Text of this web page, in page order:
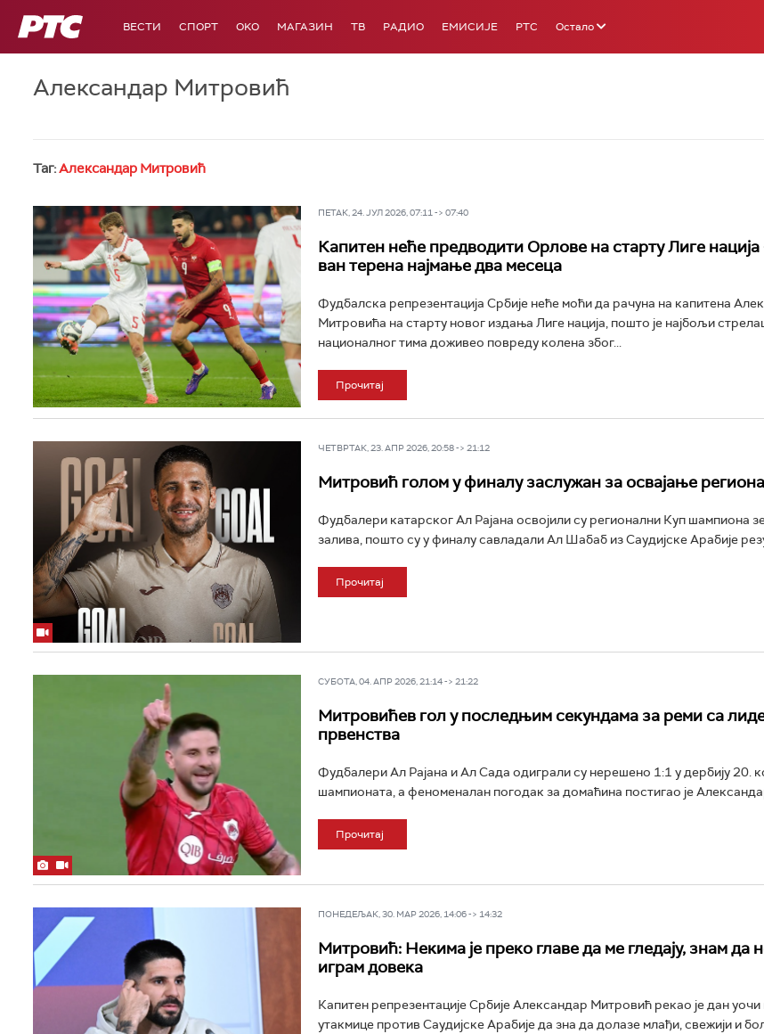
РТС ВЕСТИ СПОРТ OKO МАГАЗИН ТВ РАДИО ЕМИСИЈЕ РТС Остало
Александар Митровић
Таг:Александар Митровић
ПЕТАК, 24. ЈУЛ 2026, 07:11 -> 07:40
Капитен неће предводити Орлове на старту Лиге
ван терена најмање два месеца
Фудбалска репрезентација Србије неће моћи да рачуна на капитена
Митровића на старту новог издања Лиге нација, пошто је најбољи
националног тима доживео повреду колена због...
Прочитај
ЧЕТВРТАК, 23. АПР 2026, 20:58 -> 21:12
Митровић голом у финалу заслужан за освајање
Фудбалери катарског Ал Рајана освојили су регионални Куп шампиона
залива, пошто су у финалу савладали Ал Шабаб из Саудијске Арабије
Прочитај
СУБОТА, 04. АПР 2026, 21:14 -> 21:22
Митровићев гол у последњим секундама за реми са
првенства
Фудбалери Ал Рајанa и Ал Садa одиграли су нерешено 1:1 у дербију 20.
шампионата, a феноменалан погодак за домаћина постигао је
Прочитај
ПОНЕДЕЉАК, 30. МАР 2026, 14:06 -> 14:32
Митровић: Некима је преко главе да ме гледају, знам да
играм довека
Капитен репрезентације Србије Александар Митровић рекао је дан
утакмице против Саудијске Арабије да зна да долазе млађи, свежији и